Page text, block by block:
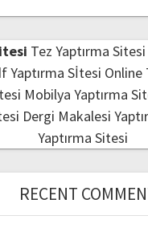
Tez Yaptırma Sitesi
Yaptırma Sİtesi Online
Mobilya Yaptırma
Dergi Makalesi
Yaptırma Sitesi
RECENT